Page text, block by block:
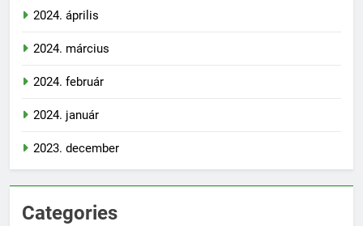
2024. április
2024. március
2024. február
2024. január
2023. december
Categories